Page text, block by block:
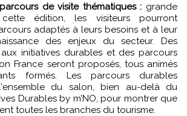
de visite thématiques : grande
édition, les visiteurs pourront
adaptés à leurs besoins et à leur
des enjeux du secteur. Des
initiatives durables et des parcours
France seront proposés, tous animés
formés. Les parcours durables
du salon, bien au-delà du
Durables by m’NO, pour montrer que
toutes les branches du tourisme.